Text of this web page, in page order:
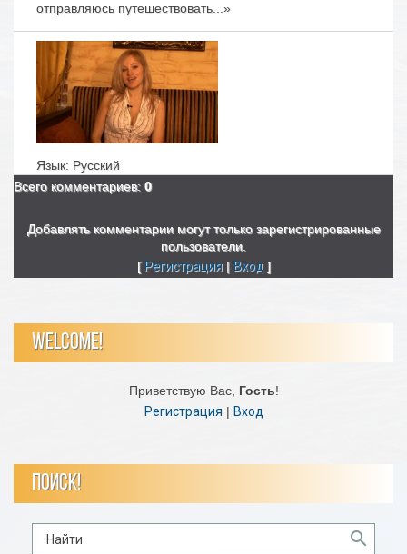
отправляюсь путешествовать...»
Язык: Русский
Всего комментариев: 0
Добавлять комментарии могут только зарегистрированные
пользователи.
[ Регистрация| Вход ]
WELCOME!
Приветствую Вас, Гость!
Регистрация | Вход
ПОИСК!